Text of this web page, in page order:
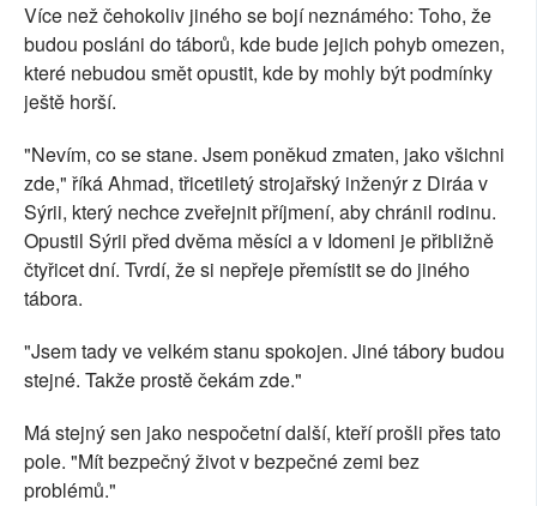
Více než čehokoliv jiného se bojí neznámého: Toho, že
budou posláni do táborů, kde bude jejich pohyb omezen,
které nebudou smět opustit, kde by mohly být podmínky
ještě horší.
"Nevím, co se stane. Jsem poněkud zmaten, jako všichni
zde," říká Ahmad, třicetiletý strojařský inženýr z Diráa v
Sýrii, který nechce zveřejnit příjmení, aby chránil rodinu.
Opustil Sýrii před dvěma měsíci a v Idomeni je přibližně
čtyřicet dní. Tvrdí, že si nepřeje přemístit se do jiného
tábora.
"Jsem tady ve velkém stanu spokojen. Jiné tábory budou
stejné. Takže prostě čekám zde."
Má stejný sen jako nespočetní další, kteří prošli přes tato
pole. "Mít bezpečný život v bezpečné zemi bez
problémů."